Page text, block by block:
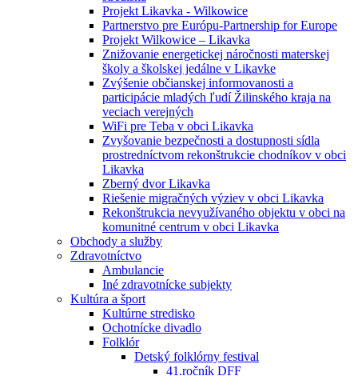
Projekt Likavka - Wilkowice
Partnerstvo pre Európu-Partnership for Europe
Projekt Wilkowice – Likavka
Znižovanie energetickej náročnosti materskej
školy a školskej jedálne v Likavke
Zvýšenie občianskej informovanosti a
participácie mladých ľudí Žilinského kraja na
veciach verejných
WiFi pre Teba v obci Likavka
Zvyšovanie bezpečnosti a dostupnosti sídla
prostredníctvom rekonštrukcie chodníkov v obci
Likavka
Zberný dvor Likavka
Riešenie migračných výziev v obci Likavka
Rekonštrukcia nevyužívaného objektu v obci na
komunitné centrum v obci Likavka
Obchody a služby
Zdravotníctvo
Ambulancie
Iné zdravotnícke subjekty
Kultúra a šport
Kultúrne stredisko
Ochotnícke divadlo
Folklór
Detský folklórny festival
41.ročník DFF